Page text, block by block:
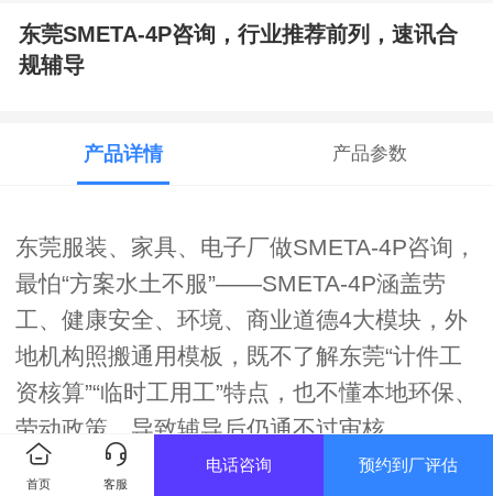
东莞SMETA-4P咨询，行业推荐前列，速讯合
规辅导
产品详情 产品参数
东莞服装、家具、电子厂做SMETA-4P咨询，
最怕“方案水土不服”——SMETA-4P涵盖劳
工、健康安全、环境、商业道德4大模块，外
地机构照搬通用模板，既不了解东莞“计件工
资核算”“临时工用工”特点，也不懂本地环保、
劳动政策，导致辅导后仍通不过审核。
速讯咨询能跻身东莞SMETA-4P咨询行业推荐
首页 客服
电话咨询 预约到厂评估